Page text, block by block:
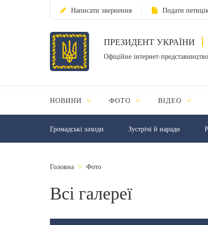
Написати звернення Подати
ПРЕЗИДЕНТ УКРАЇНИ
Офіційне інтернет-представництво
НОВИНИ ФОТО ВІДЕО
Громадські заходи Зустрічі й наради
Головна Фото
Всі галереї